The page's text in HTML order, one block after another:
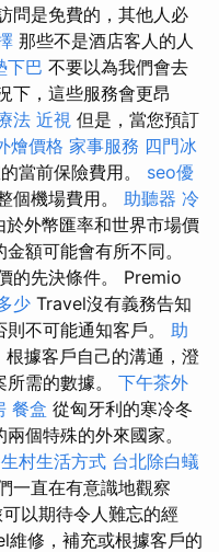
問是免費的，其他人必
那些不是酒店客人的人
下巴 不要以為我們會去
下，這些服務會更昂
法 近視 但是，當您預訂
燴價格 家事服務 四門冰
當前保險費用。 seo優
個機場費用。 助聽器 冷
於外幣匯率和世界市場價
額可能會有所不同。
的先決條件。 Premio
少 Travel沒有義務告知
不可能通知客戶。 助
根據客戶自己的溝通，澄
需的數據。 下午茶外
餐盒 從匈牙利的寒冷冬
個特殊的外來國家。
村生活方式 台北除白蟻
一直在有意識地觀察
以期待令人難忘的經
維修，補充或根據客戶的